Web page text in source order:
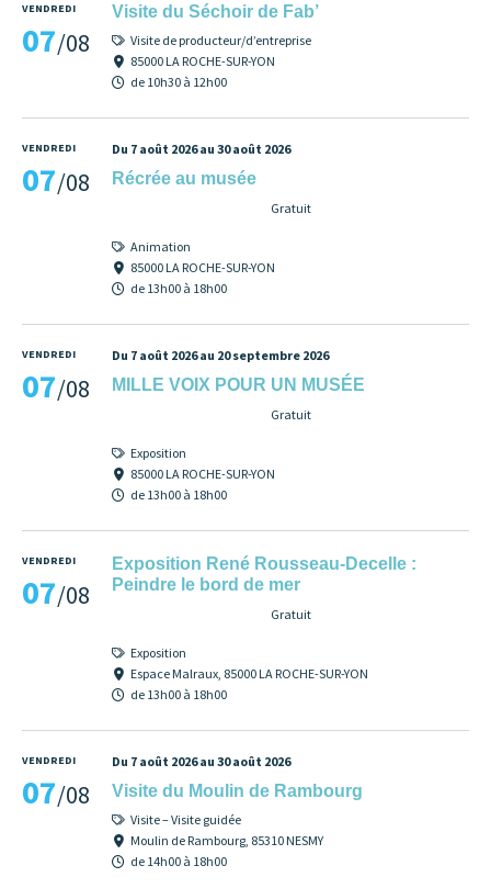
VENDREDI
07/08
Visite du Séchoir de Fab’
Visite de producteur/d’entreprise
85000 LA ROCHE-SUR-YON
de 10h30 à 12h00
VENDREDI
07/08
Du 7 août 2026 au 30 août 2026
Récrée au musée
Gratuit
Animation
85000 LA ROCHE-SUR-YON
de 13h00 à 18h00
VENDREDI
07/08
Du 7 août 2026 au 20 septembre 2026
MILLE VOIX POUR UN MUSÉE
Gratuit
Exposition
85000 LA ROCHE-SUR-YON
de 13h00 à 18h00
VENDREDI
07/08
Exposition René Rousseau-Decelle :
Peindre le bord de mer
Gratuit
Exposition
Espace Malraux, 85000 LA ROCHE-SUR-YON
de 13h00 à 18h00
VENDREDI
07/08
Du 7 août 2026 au 30 août 2026
Visite du Moulin de Rambourg
Visite – Visite guidée
Moulin de Rambourg, 85310 NESMY
de 14h00 à 18h00